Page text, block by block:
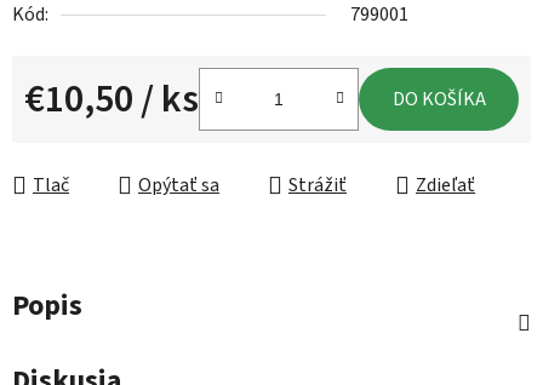
Kód:
799001
€10,50/ ks DO KOŠÍKA
Tlač Opýtať sa Strážiť Zdieľať
Popis